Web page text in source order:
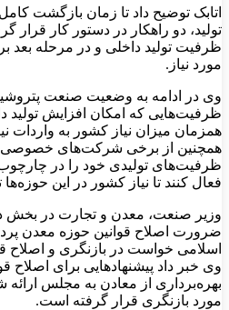
اتابک توضیح داد تا زمان بازگشت
تولید، دو راهکار در دستور کار
ظرفیت تولید داخلی و در مرحله بعد
مورد نیاز.
وی در ادامه به وضعیت صنعت
ظرفیت‌هایی که امکان افزایش تولید
همزمان میزان نیاز کشور به
همچنین از برخی شرکت‌های خصوصی
ظرفیت‌های تولیدی خود را در
فعال کنند تا نیاز کشور در این
وزیر صنعت، معدن و تجارت در بخش
ضرورت اصلاح قوانین حوزه معدن
اسلامی خواست در بازنگری و اصلاح
وی خبر داد پیشنهادهایی برای اصلاح
بهره‌برداری از معادن به مجلس ارائه
مورد بازنگری قرار گرفته است.